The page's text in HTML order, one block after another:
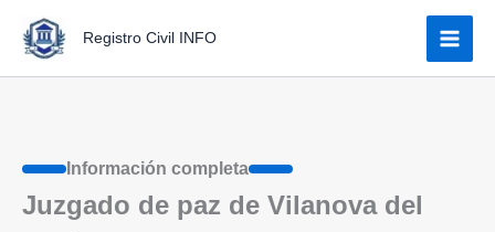
contenido
Registro Civil INFO
Información completa
Juzgado de paz de Vilanova del